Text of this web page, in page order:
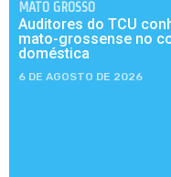
MATO GROSSO
Auditores do TCU
mato-grossense no
doméstica
6 DE AGOSTO DE 2026